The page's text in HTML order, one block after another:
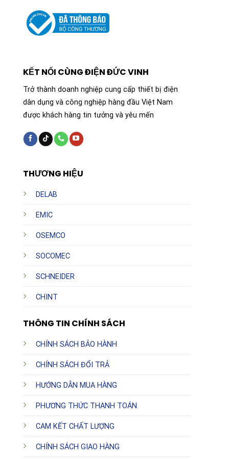
THƯƠNG HIỆU
DELAB
EMIC
OSEMCO
SOCOMEC
SCHNEIDER
CHINT
THÔNG TIN CHÍNH SÁCH
CHÍNH SÁCH BẢO HÀNH
CHÍNH SÁCH ĐỔI TRẢ
HƯỚNG DẪN MUA HÀNG
PHƯƠNG THỨC THANH TOÁN
CAM KẾT CHẤT LƯỢNG
CHÍNH SÁCH GIAO HÀNG
KẾT NỐI CÙNG ĐIỆN ĐỨC VINH
Trở thành doanh nghiệp cung cấp thiết bị điện
dân dụng và công nghiệp hàng đầu Việt Nam
được khách hàng tin tưởng và yêu mến